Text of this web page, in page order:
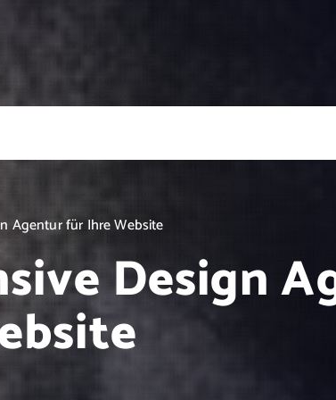
Agentur für Ihre Website
Design